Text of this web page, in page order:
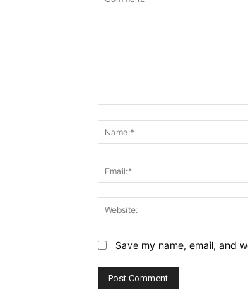
Save my name, email, and